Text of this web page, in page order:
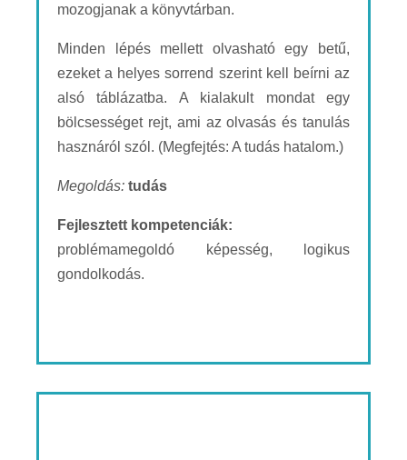
mozogjanak a könyvtárban.
Minden lépés mellett olvasható egy betű,
ezeket a helyes sorrend szerint kell beírni az
alsó táblázatba. A kialakult mondat egy
bölcsességet rejt, ami az olvasás és tanulás
hasznáról szól. (Megfejtés: A tudás hatalom.)
Megoldás: tudás
Fejlesztett kompetenciák:
problémamegoldó képesség, logikus
gondolkodás.